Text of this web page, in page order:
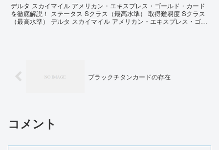
デルタ スカイマイル アメリカン・エキスプレス・ゴールド・カード
を徹底解説！ ステータス Sクラス（最高水準） 取得難易度 Sクラス
（最高水準） デルタ スカイマイル アメリカン・エキスプレス・ゴー
ブラックチタンカードの存在
コメント